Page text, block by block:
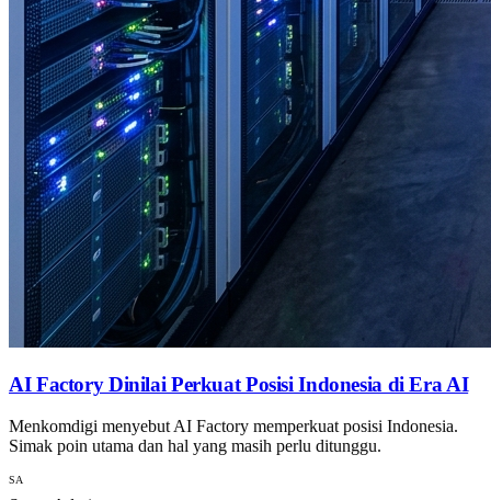
AI Factory Dinilai Perkuat Posisi Indonesia di Era AI
Menkomdigi menyebut AI Factory memperkuat posisi Indonesia.
Simak poin utama dan hal yang masih perlu ditunggu.
SA